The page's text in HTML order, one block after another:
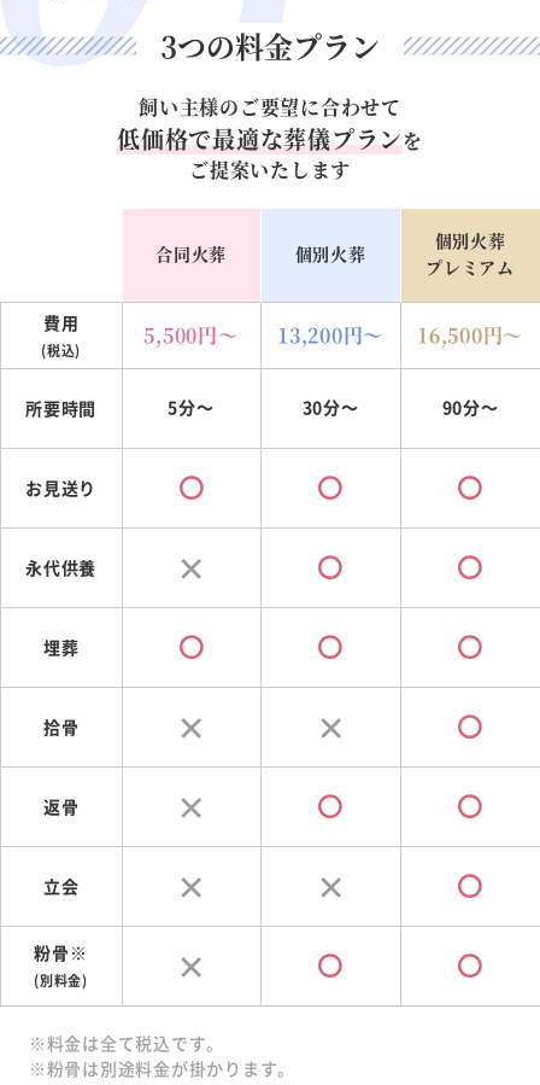
3つの料金プラン
飼い主様のご要望に合わせて
低価格で最適な葬儀プランを
ご提案いたします
合同火葬 個別火葬
個別火葬
プレミアム
費用
(税込)
5,500円～ 13,200円～ 16,500円～
所要時間 5分～ 30分～ 90分～
お見送り
永代供養
埋葬
拾骨
返骨
立会
粉骨※
(別料金)
※料金は全て税込です。
※粉骨は別途料金が掛かります。